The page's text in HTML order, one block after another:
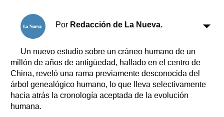
Horóscopo
Suplementos
Servicios
Farmacias
Transportes
Loterías
Datos Útiles
Fúnebres
Por Redacción de La Nueva.
Un nuevo estudio sobre un cráneo humano de un
millón de años de antigüedad, hallado en el centro de
China, reveló una rama previamente desconocida del
árbol genealógico humano, lo que lleva selectivamente
hacia atrás la cronología aceptada de la evolución
humana.